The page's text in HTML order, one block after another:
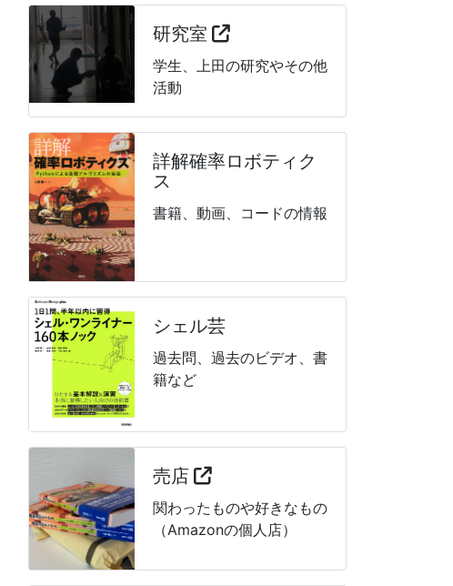
研究室
学生、上田の研究やその他
活動
詳解確率ロボティク
ス
書籍、動画、コードの情報
シェル芸
過去問、過去のビデオ、書
籍など
売店
関わったものや好きなもの
（Amazonの個人店）